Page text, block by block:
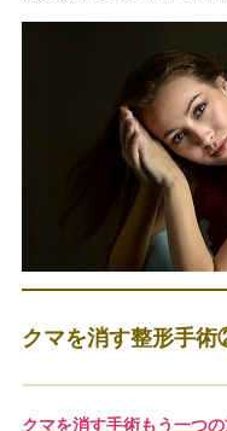
クマを消す整形手
クマを消す手術もう一つの